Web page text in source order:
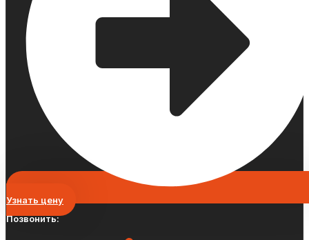
Узнать цену
Позвонить: